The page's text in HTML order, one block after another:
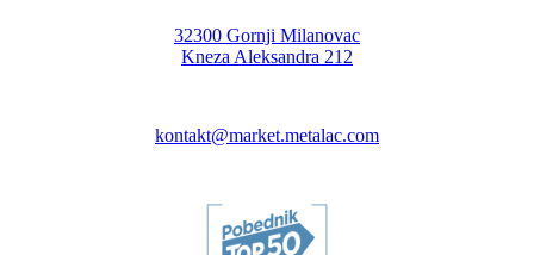
32300 Gornji Milanovac
Kneza Aleksandra 212
kontakt@market.metalac.com